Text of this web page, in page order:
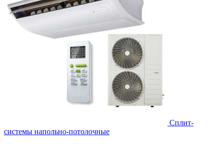
Сплит-
системы напольно-потолочные